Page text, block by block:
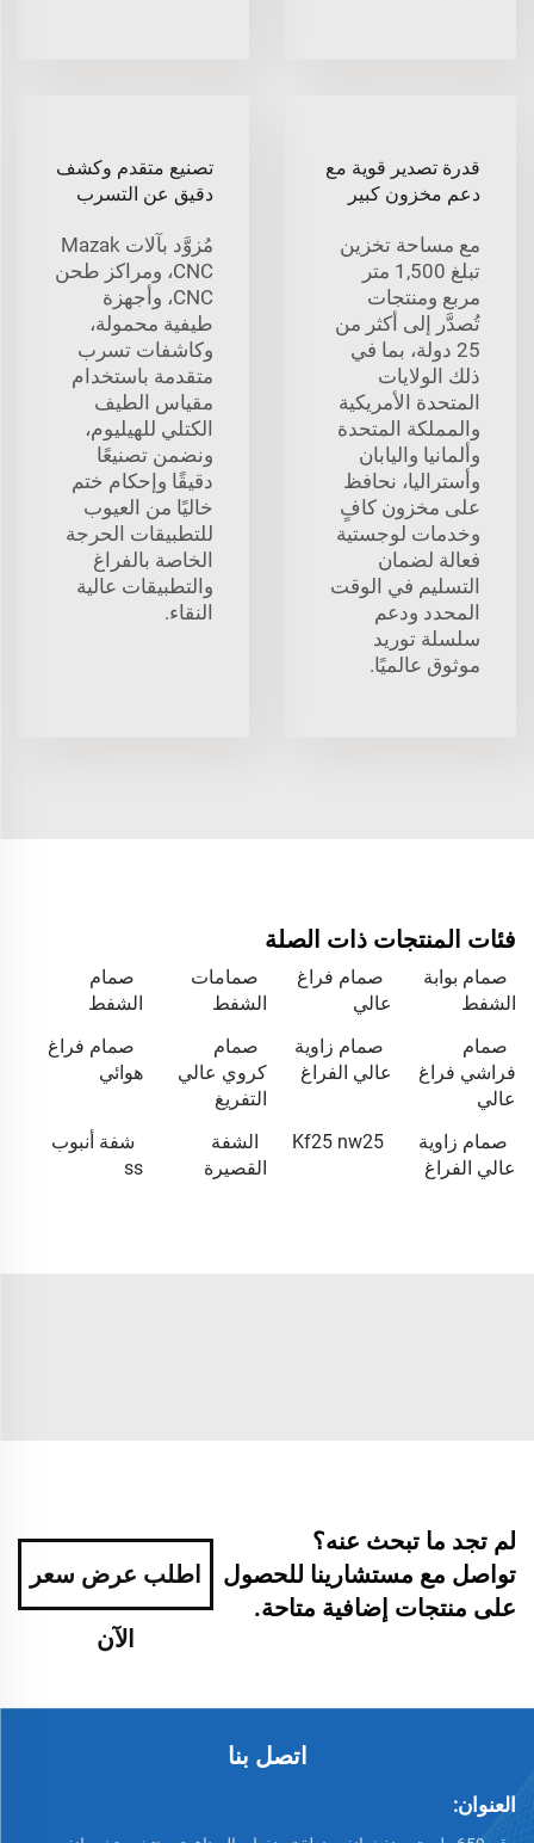
قدرة تصدير قوية مع
دعم مخزون كبير
مع مساحة تخزين
تبلغ 1,500 متر
مربع ومنتجات
تُصدَّر إلى أكثر من
25 دولة، بما في
ذلك الولايات
المتحدة الأمريكية
والمملكة المتحدة
وألمانيا واليابان
وأستراليا، نحافظ
على مخزون كافٍ
وخدمات لوجستية
فعالة لضمان
التسليم في الوقت
المحدد ودعم
سلسلة توريد
موثوق عالميًا.
تصنيع متقدم وكشف
دقيق عن التسرب
مُزوَّد بآلات Mazak
CNC، ومراكز طحن
CNC، وأجهزة
طيفية محمولة،
وكاشفات تسرب
متقدمة باستخدام
مقياس الطيف
الكتلي للهيليوم،
ونضمن تصنيعًا
دقيقًا وإحكام ختم
خاليًا من العيوب
للتطبيقات الحرجة
الخاصة بالفراغ
والتطبيقات عالية
النقاء.
فئات المنتجات ذات الصلة
صمام بوابة
الشفط
صمام فراغ
عالي
صمامات
الشفط
صمام
الشفط
صمام
فراشي فراغ
عالي
صمام زاوية
عالي الفراغ
صمام
كروي عالي
التفريغ
صمام فراغ
هوائي
صمام زاوية
عالي الفراغ
Kf25 nw25
الشفة
القصيرة
شفة أنبوب
ss
لم تجد ما تبحث عنه؟
تواصل مع مستشارينا للحصول
على منتجات إضافية متاحة.
اطلب عرض سعر
الآن
اتصل بنا
العنوان: